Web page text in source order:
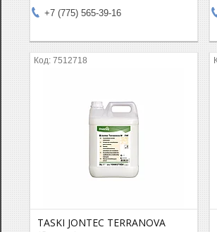
+7 (775) 565-39-16
7512718
TASKI JONTEC TERRANOVA